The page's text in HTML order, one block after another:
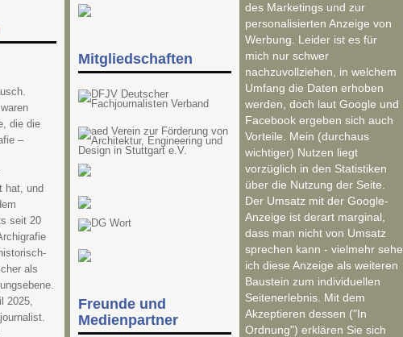
die die
–
hat, und
seit 20
als
2025,
Mitgliedschaften
Freunde und
Medienpartner
des Marketings und zur
personalisierten Anzeige von
Werbung. Leider ist es für
mich nur schwer
nachzuvollziehen, in welchem
Umfang die Daten erhoben
werden, doch laut Google und
Facebook ergeben sich auch
Vorteile. Mein (durchaus
wichtiger) Nutzen liegt
vorzüglich in den Statistiken
über die Nutzung der Seite.
Der Umsatz mit der Google-
Anzeige ist derart marginal,
dass man nicht von Umsatz
sprechen kann - vielmehr sehe
ich diese Anzeige als weiteren
Baustein zum individuellen
Seitenerlebnis. Mit dem
Akzeptieren dessen ("In
Ordnung") erklären Sie sich